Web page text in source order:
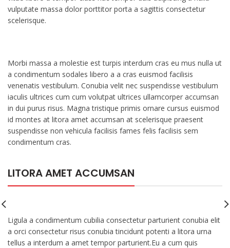
vulputate massa dolor porttitor porta a sagittis consectetur
scelerisque.
Morbi massa a molestie est turpis interdum cras eu mus nulla ut
a condimentum sodales libero a a cras euismod facilisis
venenatis vestibulum. Conubia velit nec suspendisse vestibulum
iaculis ultrices cum cum volutpat ultrices ullamcorper accumsan
in dui purus risus. Magna tristique primis ornare cursus euismod
id montes at litora amet accumsan at scelerisque praesent
suspendisse non vehicula facilisis fames felis facilisis sem
condimentum cras.
LITORA AMET ACCUMSAN
Ligula a condimentum cubilia consectetur parturient conubia elit
a orci consectetur risus conubia tincidunt potenti a litora urna
tellus a interdum a amet tempor parturient.Eu a cum quis